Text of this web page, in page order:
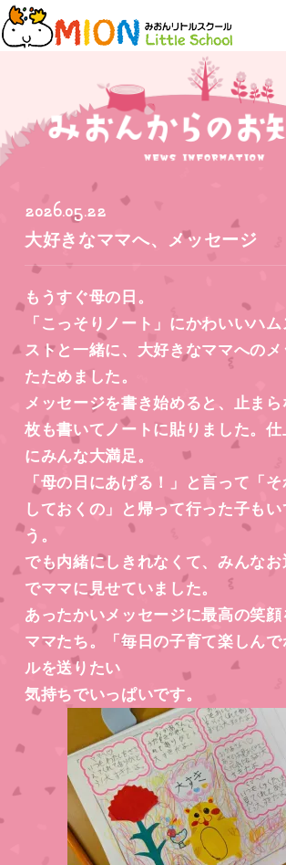
2026.05.22
大好きなママへ、メッセージ
もうすぐ母の日。
「こっそりノート」にかわいいハ
ストと一緒に、大好きなママへのメ
たためました。
メッセージを書き始めると、止ま
枚も書いてノートに貼りました。
にみんな大満足。
「母の日にあげる！」と言って「
しておくの」と帰って行った子も
う。
でも内緒にしきれなくて、みんな
でママに見せていました。
あったかいメッセージに最高の笑
ママたち。「毎日の子育て楽しん
ルを送りたい
気持ちでいっぱいです。